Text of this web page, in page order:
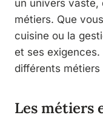
un univers vaste,
métiers. Que
cuisine ou la
et ses
différents
Les métiers